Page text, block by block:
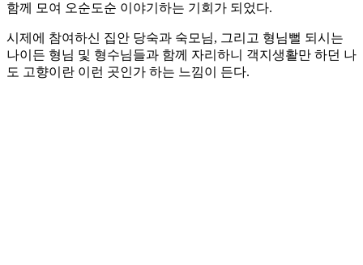
함께 모여 오순도순 이야기하는 기회가 되었다.
시제에 참여하신 집안 당숙과 숙모님, 그리고 형님뻘 되시는
나이든 형님 및 형수님들과 함께 자리하니 객지생활만 하던 나
도 고향이란 이런 곳인가 하는 느낌이 든다.